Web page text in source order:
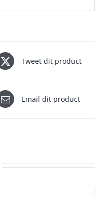
Tweet dit product
Email dit product